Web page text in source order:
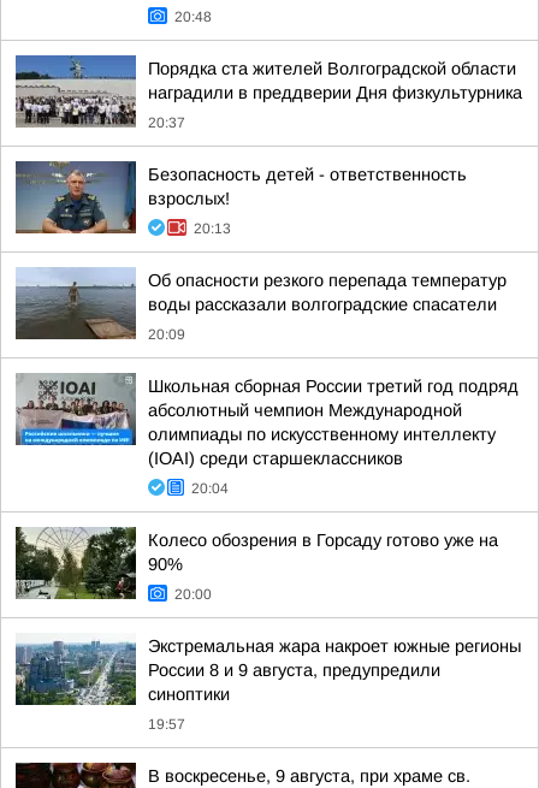
20:48
Порядка ста жителей Волгоградской области
наградили в преддверии Дня физкультурника
20:37
Безопасность детей - ответственность
взрослых!
20:13
Об опасности резкого перепада температур
воды рассказали волгоградские спасатели
20:09
Школьная сборная России третий год подряд
абсолютный чемпион Международной
олимпиады по искусственному интеллекту
(IOAI) среди старшеклассников
20:04
Колесо обозрения в Горсаду готово уже на
90%
20:00
Экстремальная жара накроет южные регионы
России 8 и 9 августа, предупредили
синоптики
19:57
В воскресенье, 9 августа, при храме св.